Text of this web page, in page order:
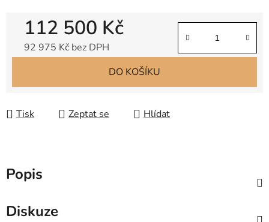
112 500 Kč
92 975 Kč bez DPH
DO KOŠÍKU
Tisk Zeptat se Hlídat
Popis
Diskuze